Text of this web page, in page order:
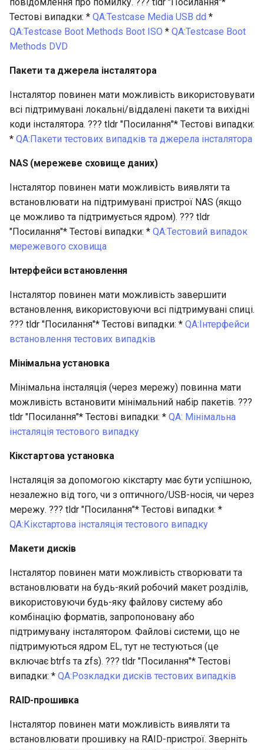
Тестові випадки: * QA:Testcase Media USB dd *
QA:Testcase Boot Methods Boot ISO * QA:Testcase Boot
Methods DVD
Пакети та джерела інсталятора
Інсталятор повинен мати можливість використовувати
всі підтримувані локальні/віддалені пакети та вихідні
коди інсталятора. ??? tldr "Посилання"* Тестові випадки:
* QA:Пакети тестових випадків та джерела інсталятора
NAS (мережеве сховище даних)
Інсталятор повинен мати можливість виявляти та
встановлювати на підтримувані пристрої NAS (якщо
це можливо та підтримується ядром). ??? tldr
"Посилання"* Тестові випадки: * QA:Тестовий випадок
мережевого сховища
Інтерфейси встановлення
Інсталятор повинен мати можливість завершити
встановлення, використовуючи всі підтримувані спиці.
??? tldr "Посилання"* Тестові випадки: * QA:Інтерфейси
встановлення тестових випадків
Мінімальна установка
Мінімальна інсталяція (через мережу) повинна мати
можливість встановити мінімальний набір пакетів. ???
tldr "Посилання"* Тестові випадки: * QA: Мінімальна
інсталяція тестового випадку
Кікстартова установка
Інсталяція за допомогою кікстарту має бути успішною,
незалежно від того, чи з оптичного/USB-носія, чи через
мережу. ??? tldr "Посилання"* Тестові випадки: *
QA:Кікстартова інсталяція тестового випадку
Макети дисків
Інсталятор повинен мати можливість створювати та
встановлювати на будь-який робочий макет розділів,
використовуючи будь-яку файлову систему або
комбінацію форматів, запропоновану або
підтримувану інсталятором. Файлові системи, що не
підтримуються ядром EL, тут не тестуються (це
включає btrfs та zfs). ??? tldr "Посилання"* Тестові
випадки: * QA:Розкладки дисків тестових випадків
RAID-прошивка
Інсталятор повинен мати можливість виявляти та
встановлювати прошивку на RAID-пристрої. Зверніть